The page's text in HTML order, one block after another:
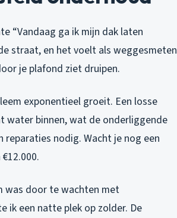
“Vandaag ga ik mijn dak laten
straat, en het voelt als weggesmeten
je plafond ziet druipen.
exponentieel groeit. Een losse
water binnen, wat de onderliggende
reparaties nodig. Wacht je nog een
was door te wachten met
ik een natte plek op zolder. De